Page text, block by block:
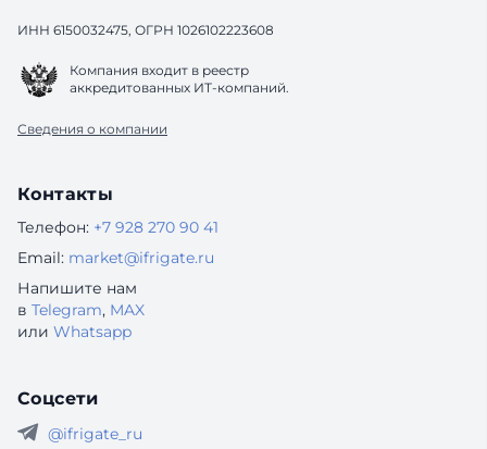
ИНН 6150032475, ОГРН 1026102223608
Компания входит в реестр
аккредитованных ИТ-компаний.
Сведения о компании
Контакты
Телефон: +7 928 270 90 41
Email: market@ifrigate.ru
Напишите нам
в Telegram, MAX
или Whatsapp
Соцсети
@ifrigate_ru